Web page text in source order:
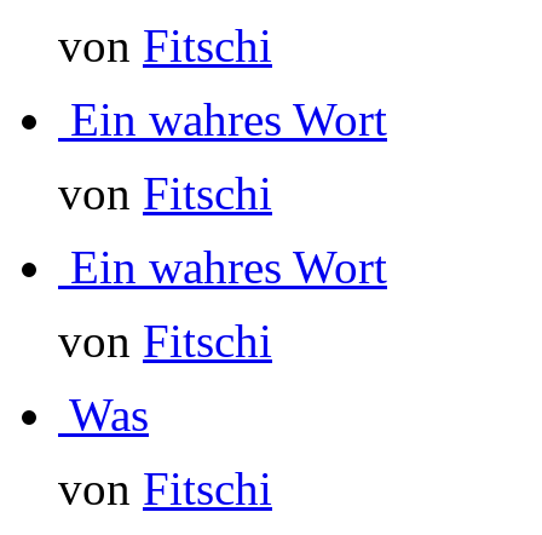
von Fitschi
Ein wahres Wort
von Fitschi
Ein wahres Wort
von Fitschi
Was
von Fitschi